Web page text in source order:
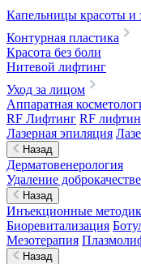
Капельницы красоты и
Контурная пластика
Красота без боли
Нитевой лифтинг
Уход за лицом
Аппаратная
RF Лифтинг RF
Лазерная эпиляция
Назад
Дерматовенерология
Удаление
Назад
Инъекционные
Биоревитализация
Мезотерапия
Назад